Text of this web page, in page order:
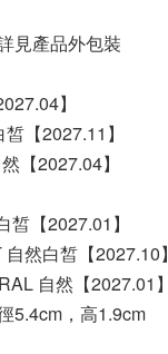
見產品外包裝
】
【2027.11】
【2027.04】
【2027.01】
然白皙【2027.10】
自然【2027.01】
5.4cm，高1.9cm